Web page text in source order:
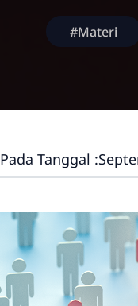
#Materi
Pada Tanggal :